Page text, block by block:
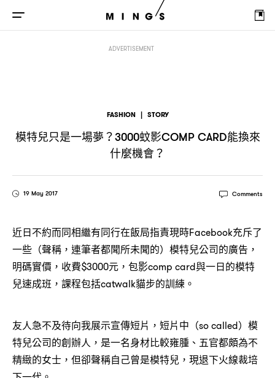
ADVERTISEMENT
FASHION | STORY
模特兒只是一場夢？3000蚊影COMP CARD能換來
什麼機會？
19 May 2017 Comments
近日不約而同相繼有同行在飯局指責現時Facebook充斥了
一些（聲稱，連筆者都聞所未聞的）模特兒公司的廣告，
明碼實價，收費$3000元，包影comp card與一日的模特
兒速成班，課程包括catwalk貓步的訓練。
友人急不及待向我展示宣傳短片，短片中（so called）模
特兒公司的創辦人，是一名身材比較雍腫、五官都頗為不
精緻的女士，但卻聲稱自己曾是模特兒，現退下火線裁培
？3000蚊影 comp card能換來什麼機會